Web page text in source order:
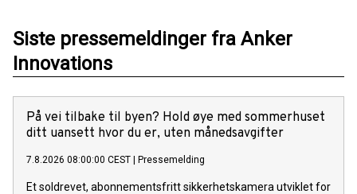
Siste pressemeldinger fra Anker
Innovations
På vei tilbake til byen? Hold øye med sommerhuset
ditt uansett hvor du er, uten månedsavgifter
7.8.2026 08:00:00 CEST Pressemelding
Et soldrevet, abonnementsfritt sikkerhetskamera utviklet for